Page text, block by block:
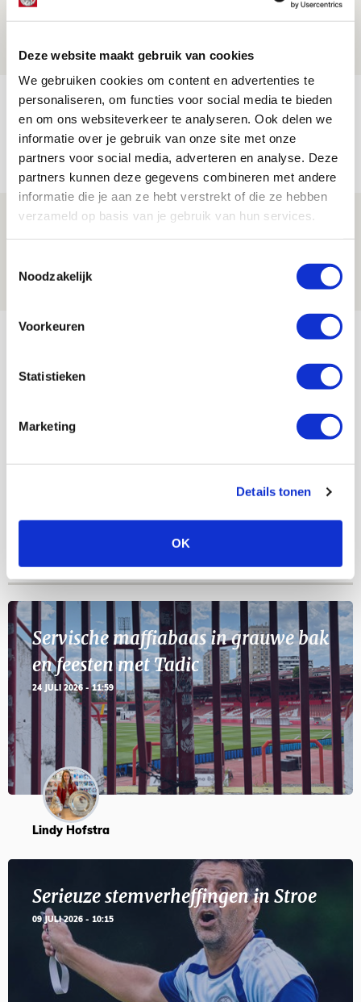
Deze website maakt gebruik van cookies
We gebruiken cookies om content en advertenties te
personaliseren, om functies voor social media te bieden
en om ons websiteverkeer te analyseren. Ook delen we
informatie over je gebruik van onze site met onze
partners voor social media, adverteren en analyse. Deze
partners kunnen deze gegevens combineren met andere
informatie die je aan ze hebt verstrekt of die ze hebben
verzameld op basis van je gebruik van hun services.
Noodzakelijk
Voorkeuren
Statistieken
Marketing
Details tonen
OK
de Johan Cruijff Arena?
NIEUWS
Trotse Klaassen: ‘Vierhonderd duels
voor mijn club is heel speciaal’
Ajax zet Shelbourne eenvoudig opzij en
reist met vertrouwen naar Dublin
Bekijk meer
AUG
Blogs
Servische maffiabaas in grauwe bak
en feesten met Tadic
24 JULI 2026 - 11:59
Lindy Hofstra
Serieuze stemverheffingen in Stroe
09 JULI 2026 - 10:15